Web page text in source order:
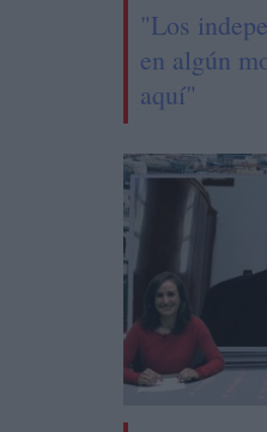
"Los
en algún
aquí"